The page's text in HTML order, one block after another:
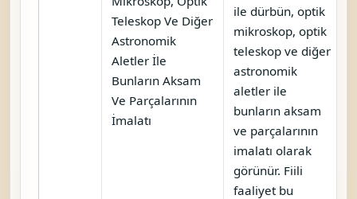
Teleskop Ve Diğer
Astronomik
Aletler İle
Bunların Aksam
Ve Parçalarının
İmalatı
ile dürbün, optik
mikroskop, optik
teleskop ve diğer
astronomik
aletler ile
bunların aksam
ve parçalarının
imalatı olarak
görünür. Fiili
faaliyet bu